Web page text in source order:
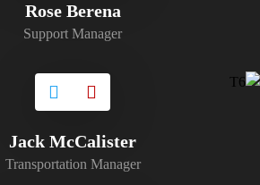
Rose Berena
Support Manager
Jack McCalister
Transportation Manager